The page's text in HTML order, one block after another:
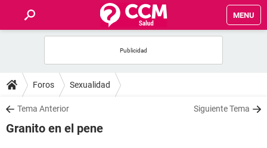
MENU
FOROS
SALUD
Foros Sexualidad
Tema Anterior Siguiente Tema
Granito en el pene